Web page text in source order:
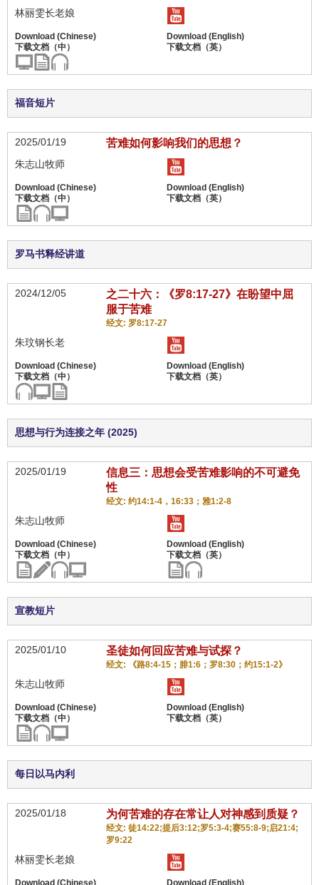
林丽雯长老娘
福音短片
2025/01/19 苦难如何影响我们的思想？
朱志山牧师
罗马书释经讲道
2024/12/05
之二十六：《罗8:17-27》在盼望中屈
服于苦难
经文: 罗8:17-27
朱玟钢长老
思想与行为连接之年 (2025)
2025/01/19
信息三：思想会受苦难影响的不可避免
性
经文: 约14:1-4，16:33；雅1:2-8
朱志山牧师
宣教短片
2025/01/10 圣徒如何回应苦难与试探？
经文: 《路8:4-15；腓1:6；罗8:30；约15:1-2》
朱志山牧师
每日以马内利
2025/01/18 为何苦难的存在常让人对神感到质疑？
经文: 徒14:22;提后3:12;罗5:3-4;赛55:8-9;启21:4;
罗9:22
林丽雯长老娘